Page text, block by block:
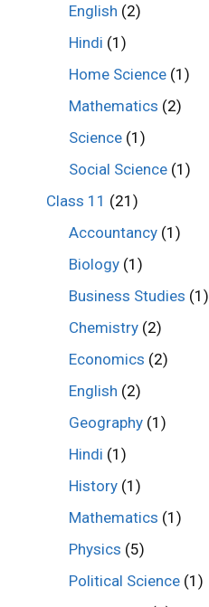
English (2)
Hindi (1)
Home Science (1)
Mathematics (2)
Science (1)
Social Science (1)
Class 11 (21)
Accountancy (1)
Biology (1)
Business Studies (1)
Chemistry (2)
Economics (2)
English (2)
Geography (1)
Hindi (1)
History (1)
Mathematics (1)
Physics (5)
Political Science (1)